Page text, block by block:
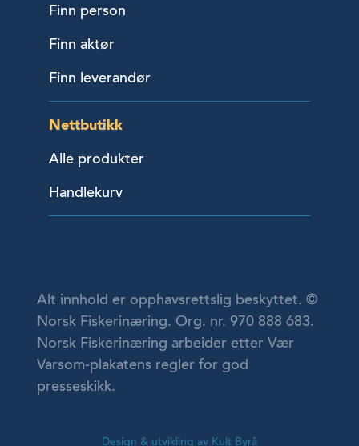
Finn person
Finn aktør
Finn leverandør
Nettbutikk
Alle produkter
Handlekurv
Alt innhold er opphavsrettslig beskyttet. ©
Norsk Fiskerinæring. Org. nr. 970 888 683.
Norsk Fiskerinæring arbeider etter Vær
Varsom-plakatens regler for god
presseskikk.
Design & utvikling av Kult Byrå